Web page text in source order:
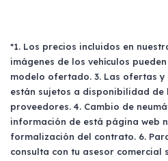
gusta cambiar de coche
*1. Los precios incluidos en
imágenes de los vehículos
modelo ofertado. 3. Las ofertas y
están sujetos a disponibilidad de
proveedores. 4. Cambio de
información de está página web
formalización del contrato. 6.
consulta con tu asesor comercial